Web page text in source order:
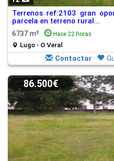
Terrenos ref:2103 gran
parcela en terreno rural...
6737 m²
Hace 22 horas
Lugo - O Veral
Contactar
86.500€